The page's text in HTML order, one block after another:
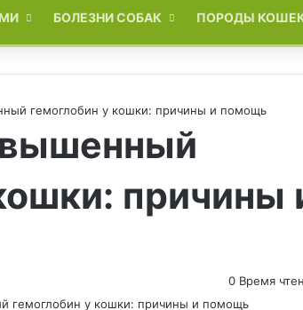
БОЛЕЗНИ СОБАК ПОРОДЫ
гемоглобин у кошки: причины и помощь
причины
0 Время